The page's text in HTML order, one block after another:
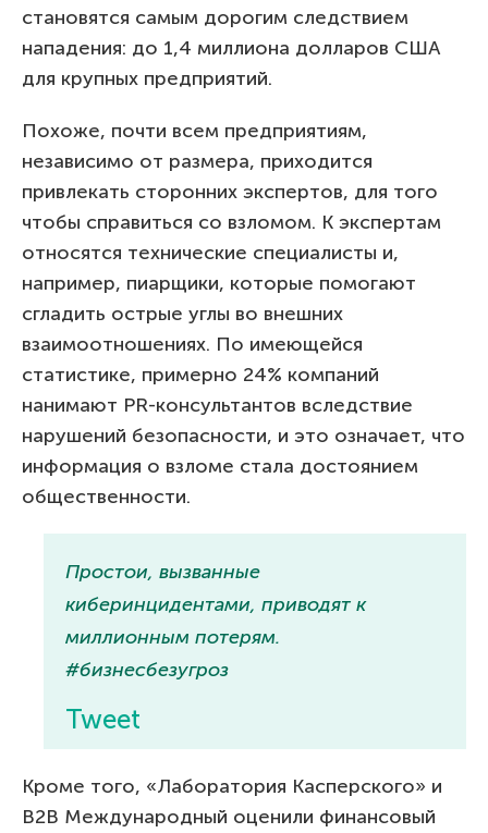
становятся самым дорогим следствием
нападения: до 1,4 миллиона долларов США
для крупных предприятий.
Похоже, почти всем предприятиям,
независимо от размера, приходится
привлекать сторонних экспертов, для того
чтобы справиться со взломом. К экспертам
относятся технические специалисты и,
например, пиарщики, которые помогают
сгладить острые углы во внешних
взаимоотношениях. По имеющейся
статистике, примерно 24% компаний
нанимают PR-консультантов вследствие
нарушений безопасности, и это означает, что
информация о взломе стала достоянием
общественности.
Простои, вызванные
киберинцидентами, приводят к
миллионным потерям.
#бизнесбезугроз
Tweet
Кроме того, «Лаборатория Касперского» и
B2B Международный оценили финансовый